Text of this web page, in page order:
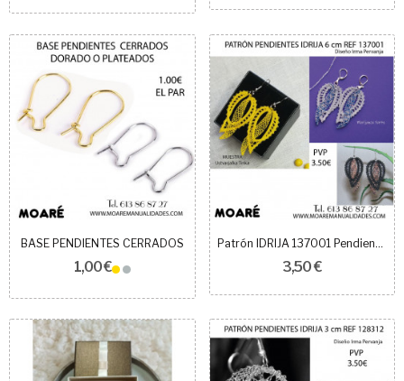
BASE PENDIENTES CERRADOS
1,00 €
Patrón IDRIJA 137001 Pendientes - 6 cm
3,50 €